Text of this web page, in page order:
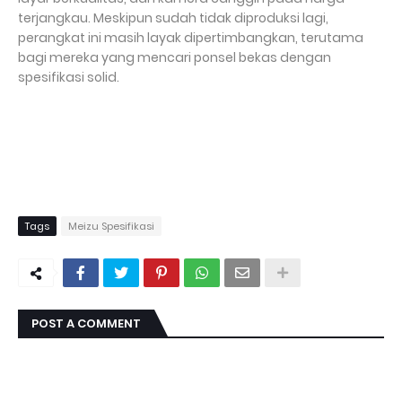
terjangkau. Meskipun sudah tidak diproduksi lagi,
perangkat ini masih layak dipertimbangkan, terutama
bagi mereka yang mencari ponsel bekas dengan
spesifikasi solid.
Tags Meizu Spesifikasi
POST A COMMENT